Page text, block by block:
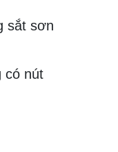
sắt sơn
có nút